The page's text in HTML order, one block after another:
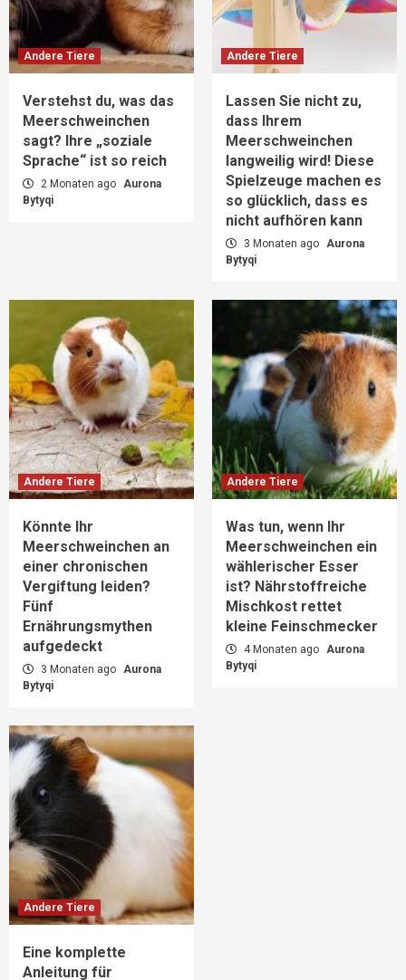
Andere Tiere
Verstehst du, was das
Meerschweinchen
sagt? Ihre „soziale
Sprache“ ist so reich
2 Monaten ago Aurona
Bytyqi
Andere Tiere
Lassen Sie nicht zu,
dass Ihrem
Meerschweinchen
langweilig wird! Diese
Spielzeuge machen es
so glücklich, dass es
nicht aufhören kann
3 Monaten ago Aurona
Bytyqi
Andere Tiere
Könnte Ihr
Meerschweinchen an
einer chronischen
Vergiftung leiden?
Fünf
Ernährungsmythen
aufgedeckt
3 Monaten ago Aurona
Bytyqi
Andere Tiere
Was tun, wenn Ihr
Meerschweinchen ein
wählerischer Esser
ist? Nährstoffreiche
Mischkost rettet
kleine Feinschmecker
4 Monaten ago Aurona
Bytyqi
Andere Tiere
Eine komplette
Anleitung für